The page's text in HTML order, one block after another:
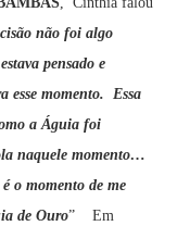
não foi algo
pensado e
esse momento. Essa
a Águia foi
naquele momento…
o momento de me
de Ouro” Em